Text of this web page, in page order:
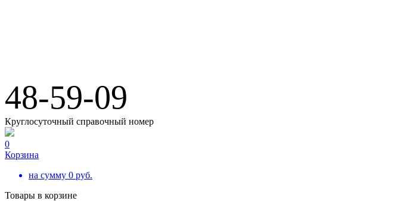
48-59-09
Круглосуточный справочный номер
0
Корзина
на сумму 0 руб.
Товары в корзине